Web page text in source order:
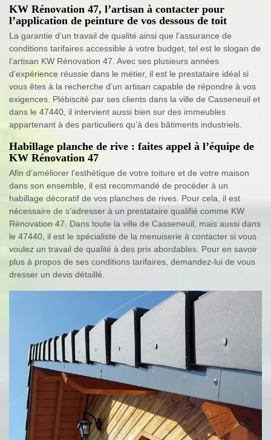
KW Rénovation 47, l’artisan à contacter pour
l’application de peinture de vos dessous de toit
La garantie d’un travail de qualité ainsi que l’assurance de
conditions tarifaires accessible à votre budget, tel est le slogan de
l’artisan KW Rénovation 47. Avec ses plusieurs années
d’expérience réussie dans le métier, il est le prestataire idéal si
vous êtes à la recherche d’un artisan capable de répondre à vos
exigences. Plébiscité par ses clients dans la ville de Casseneuil et
dans le 47440, il intervient aussi bien sur des immeubles
appartenant à des particuliers qu’à des bâtiments industriels.
Habillage planche de rive : faites appel à l’équipe de
KW Rénovation 47
Afin d’améliorer l’esthétique de votre toiture et de votre maison
dans son ensemble, il est recommandé de procéder à un
habillage décoratif de vos planches de rives. Pour cela, il est
nécessaire de s’adresser à un prestataire qualifié comme KW
Rénovation 47. Dans toute la ville de Casseneuil, mais aussi dans
le 47440, il est le spécialiste de la menuiserie à contacter si vous
voulez un travail de qualité à des prix abordables. Pour en savoir
plus à propos de ses conditions tarifaires, demandez-lui de vous
dresser un devis détaillé.